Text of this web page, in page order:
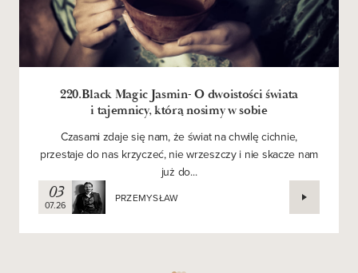
220.Black Magic Jasmin- O dwoistości świata
i tajemnicy, którą nosimy w sobie
Czasami zdaje się nam, że świat na chwilę cichnie,
przestaje do nas krzyczeć, nie wrzeszczy i nie skacze nam
już do...
03
07.26
PRZEMYSŁAW